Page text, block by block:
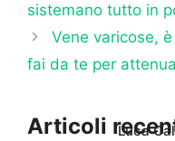
sistemano tutto in
Vene varicose,
fai da te per
Articoli
Luca